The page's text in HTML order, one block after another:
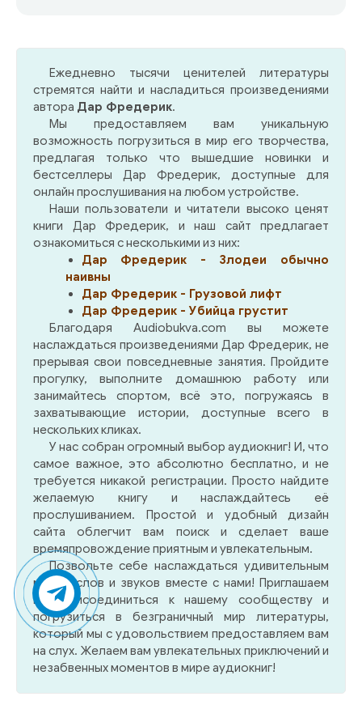
криминальным фасадом скрываются
шпионские игры, и это дело оказывается
гораздо сложнее, чем казалось на первый
взгляд.
Ежедневно тысячи ценителей литературы
стремятся найти и насладиться произведениями
автора Дар Фредерик.
Мы предоставляем вам уникальную
возможность погрузиться в мир его творчества,
предлагая только что вышедшие новинки и
бестселлеры Дар Фредерик, доступные для
онлайн прослушивания на любом устройстве.
Наши пользователи и читатели высоко ценят
книги Дар Фредерик, и наш сайт предлагает
ознакомиться с несколькими из них:
Дар Фредерик - Злодеи обычно
наивны
Дар Фредерик - Грузовой лифт
Дар Фредерик - Убийца грустит
Благодаря Audiobukva.com вы можете
наслаждаться произведениями Дар Фредерик, не
прерывая свои повседневные занятия. Пройдите
прогулку, выполните домашнюю работу или
занимайтесь спортом, всё это, погружаясь в
захватывающие истории, доступные всего в
нескольких кликах.
У нас собран огромный выбор аудиокниг! И, что
самое важное, это абсолютно бесплатно, и не
требуется никакой регистрации. Просто найдите
желаемую книгу и наслаждайтесь её
прослушиванием. Простой и удобный дизайн
сайта облегчит вам поиск и сделает ваше
времяпровождение приятным и увлекательным.
Позвольте себе наслаждаться удивительным
миром слов и звуков вместе с нами! Приглашаем
вас присоединиться к нашему сообществу и
погрузиться в безграничный мир литературы,
который мы с удовольствием предоставляем вам
на слух. Желаем вам увлекательных приключений и
незабвенных моментов в мире аудиокниг!